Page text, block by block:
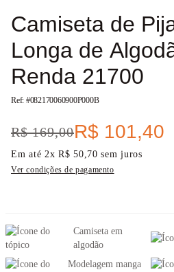
Camiseta de
Longa de
Renda 21700
Ref: #082170060900P000B
R$ 169,00R$ 101,40
Em até 2xR$ 50,70 sem juros
Ver condições de pagamento
Camiseta em
algodão
Modelagem manga